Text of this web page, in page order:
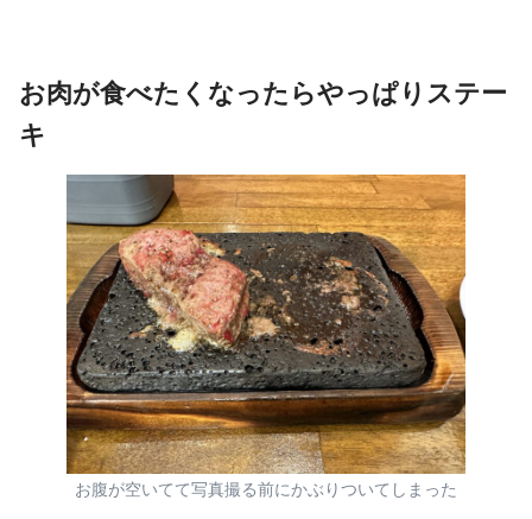
お肉が食べたくなったらやっぱりステー
キ
お腹が空いてて写真撮る前にかぶりついてしまった